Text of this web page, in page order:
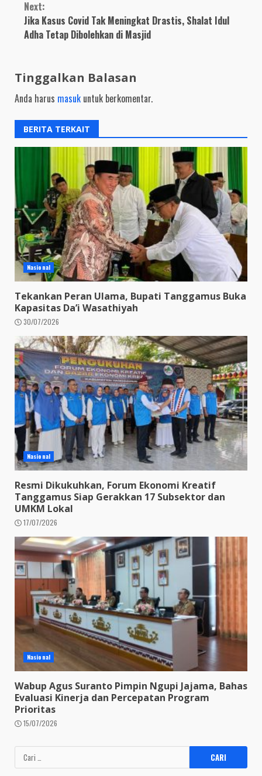
Next:
Jika Kasus Covid Tak Meningkat Drastis, Shalat Idul
Adha Tetap Dibolehkan di Masjid
Tinggalkan Balasan
Anda harus masuk untuk berkomentar.
BERITA TERKAIT
Nasional
Tekankan Peran Ulama, Bupati Tanggamus Buka
Kapasitas Da’i Wasathiyah
30/07/2026
Nasional
Resmi Dikukuhkan, Forum Ekonomi Kreatif
Tanggamus Siap Gerakkan 17 Subsektor dan
UMKM Lokal
17/07/2026
Nasional
Wabup Agus Suranto Pimpin Ngupi Jajama, Bahas
Evaluasi Kinerja dan Percepatan Program
Prioritas
15/07/2026
Cari
untuk: